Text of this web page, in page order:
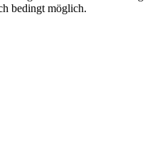
bedingt möglich.